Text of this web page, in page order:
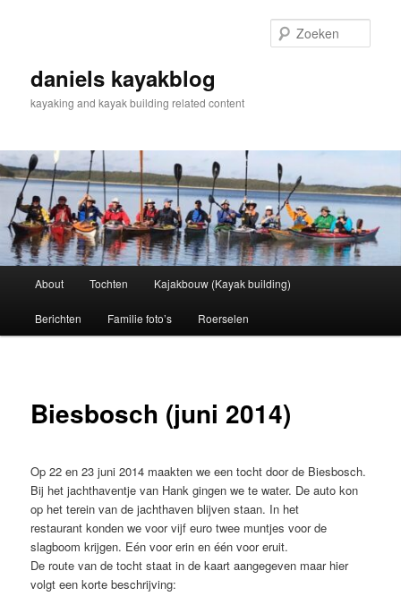
inhouddaniels kayakblog
kayaking and kayak building related content
About Tochten Kajakbouw (Kayak building)
Berichten Familie foto’s Roerselen
Biesbosch (juni 2014)
Op 22 en 23 juni 2014 maakten we een tocht door de Biesbosch.
Bij het jachthaventje van Hank gingen we te water. De auto kon
op het terein van de jachthaven blijven staan. In het
restaurant konden we voor vijf euro twee muntjes voor de
slagboom krijgen. Eén voor erin en één voor eruit.
De route van de tocht staat in de kaart aangegeven maar hier
volgt een korte beschrijving: